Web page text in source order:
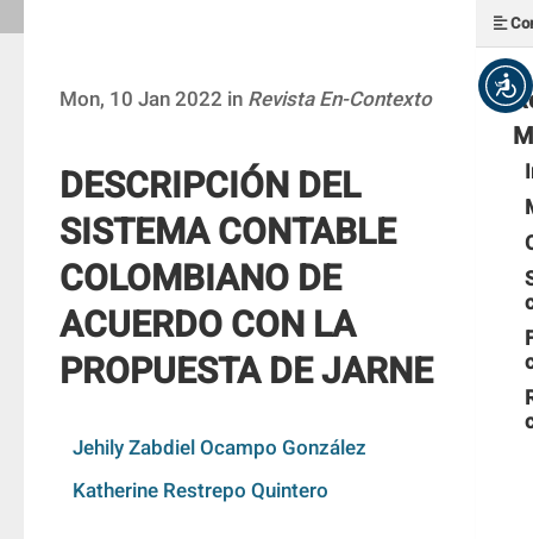
Mon, 10 Jan 2022 in Revista En-Contexto
DESCRIPCIÓN DEL
SISTEMA CONTABLE
COLOMBIANO DE
ACUERDO CON LA
PROPUESTA DE JARNE
Jehily Zabdiel Ocampo González
Katherine Restrepo Quintero